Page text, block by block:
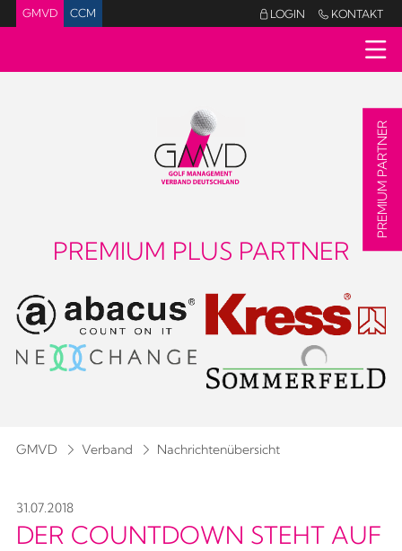
GMVD CCM LOGIN  KONTAKT
PREMIUM PLUS PARTNER
GMVD Verband Nachrichtenübersicht
31.07.2018
DER COUNTDOWN STEHT AUF
PREMIUM PARTNER